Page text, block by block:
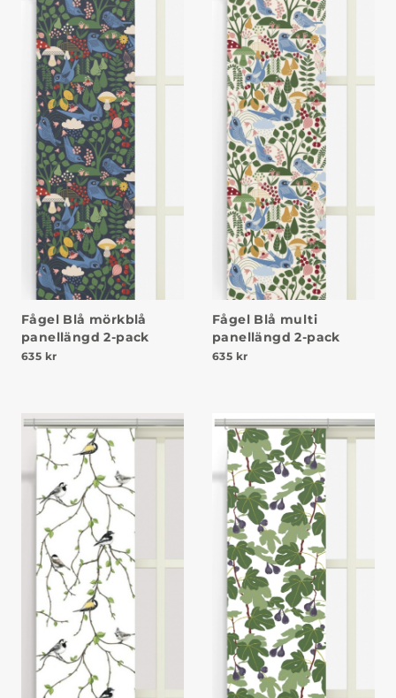
Fågel Blå mörkblå
panellängd 2-pack
635 kr
Fågel Blå multi
panellängd 2-pack
635 kr